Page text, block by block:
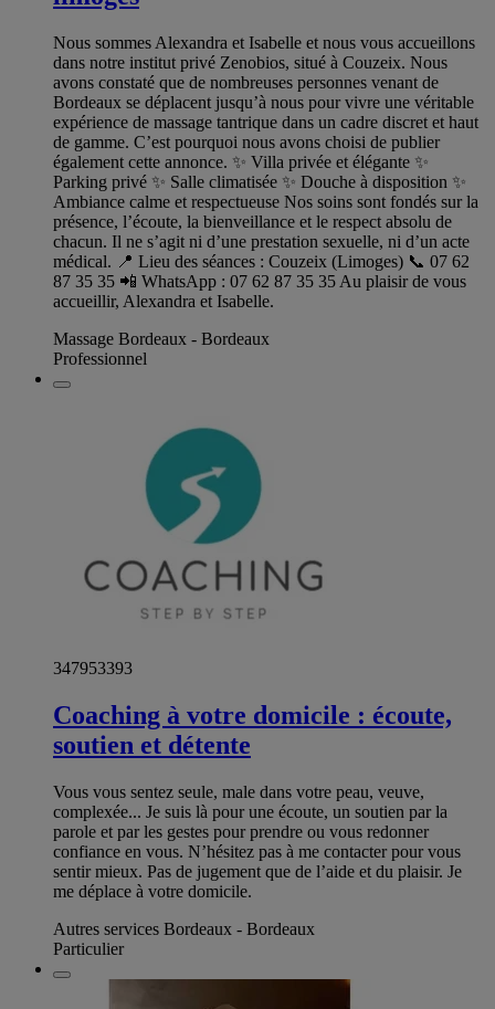
Nous sommes Alexandra et Isabelle et nous vous accueillons
dans notre institut privé Zenobios, situé à Couzeix. Nous
avons constaté que de nombreuses personnes venant de
Bordeaux se déplacent jusqu’à nous pour vivre une véritable
expérience de massage tantrique dans un cadre discret et haut
de gamme. C’est pourquoi nous avons choisi de publier
également cette annonce. ✨ Villa privée et élégante ✨
Parking privé ✨ Salle climatisée ✨ Douche à disposition ✨
Ambiance calme et respectueuse Nos soins sont fondés sur la
présence, l’écoute, la bienveillance et le respect absolu de
chacun. Il ne s’agit ni d’une prestation sexuelle, ni d’un acte
médical. 📍 Lieu des séances : Couzeix (Limoges) 📞 07 62
87 35 35 📲 WhatsApp : 07 62 87 35 35 Au plaisir de vous
accueillir, Alexandra et Isabelle.
Massage Bordeaux - Bordeaux
Professionnel
347953393
Coaching à votre domicile : écoute,
soutien et détente
Vous vous sentez seule, male dans votre peau, veuve,
complexée... Je suis là pour une écoute, un soutien par la
parole et par les gestes pour prendre ou vous redonner
confiance en vous. N’hésitez pas à me contacter pour vous
sentir mieux. Pas de jugement que de l’aide et du plaisir. Je
me déplace à votre domicile.
Autres services Bordeaux - Bordeaux
Particulier